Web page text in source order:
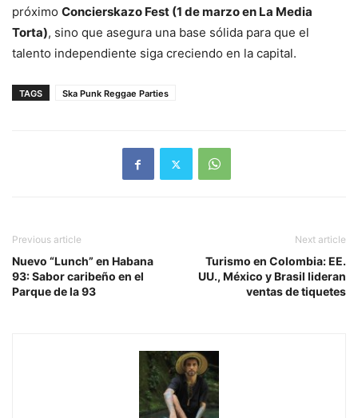
próximo Concierskazo Fest (1 de marzo en La Media
Torta), sino que asegura una base sólida para que el
talento independiente siga creciendo en la capital.
TAGS Ska Punk Reggae Parties
Previous article
Nuevo “Lunch” en Habana
93: Sabor caribeño en el
Parque de la 93
Next article
Turismo en Colombia: EE.
UU., México y Brasil lideran
ventas de tiquetes